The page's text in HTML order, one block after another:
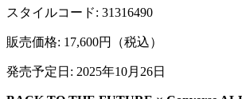
スタイルコード: 31316490
販売価格: 17,600円（税込）
発売予定日: 2025年10月26日